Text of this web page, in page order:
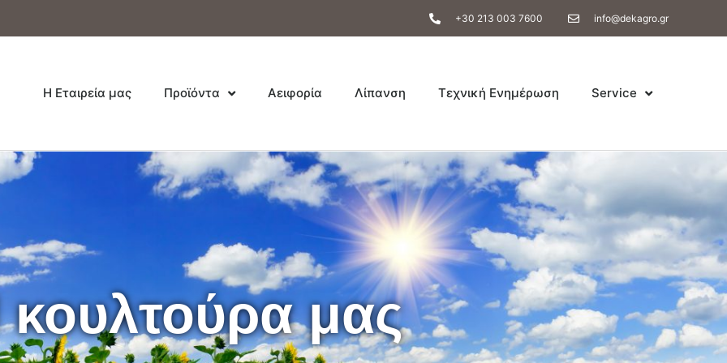
+30 213 003 7600 info@dekagro.gr
Η Εταιρεία μας Προϊόντα Αειφορία Λίπανση Τεχνική Ενημέρωση Service
μας